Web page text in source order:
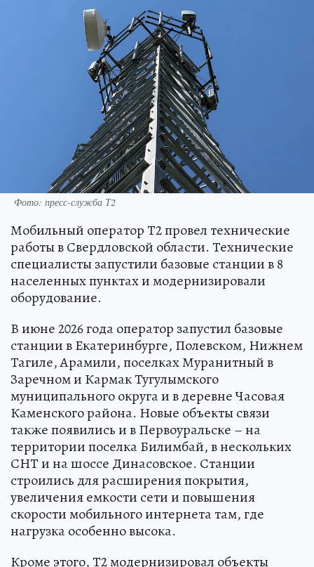
Фото: пресс-служба Т2
Мобильный оператор Т2 провел технические
работы в Свердловской области. Технические
специалисты запустили базовые станции в 8
населенных пунктах и модернизировали
оборудование.
В июне 2026 года оператор запустил базовые
станции в Екатеринбурге, Полевском, Нижнем
Тагиле, Арамили, поселках Муранитный в
Заречном и Кармак Тугулымского
муниципального округа и в деревне Часовая
Каменского района. Новые объекты связи
также появились и в Первоуральске – на
территории поселка Билимбай, в нескольких
СНТ и на шоссе Динасовское. Станции
строились для расширения покрытия,
увеличения емкости сети и повышения
скорости мобильного интернета там, где
нагрузка особенно высока.
Кроме этого, Т2 модернизировал объекты